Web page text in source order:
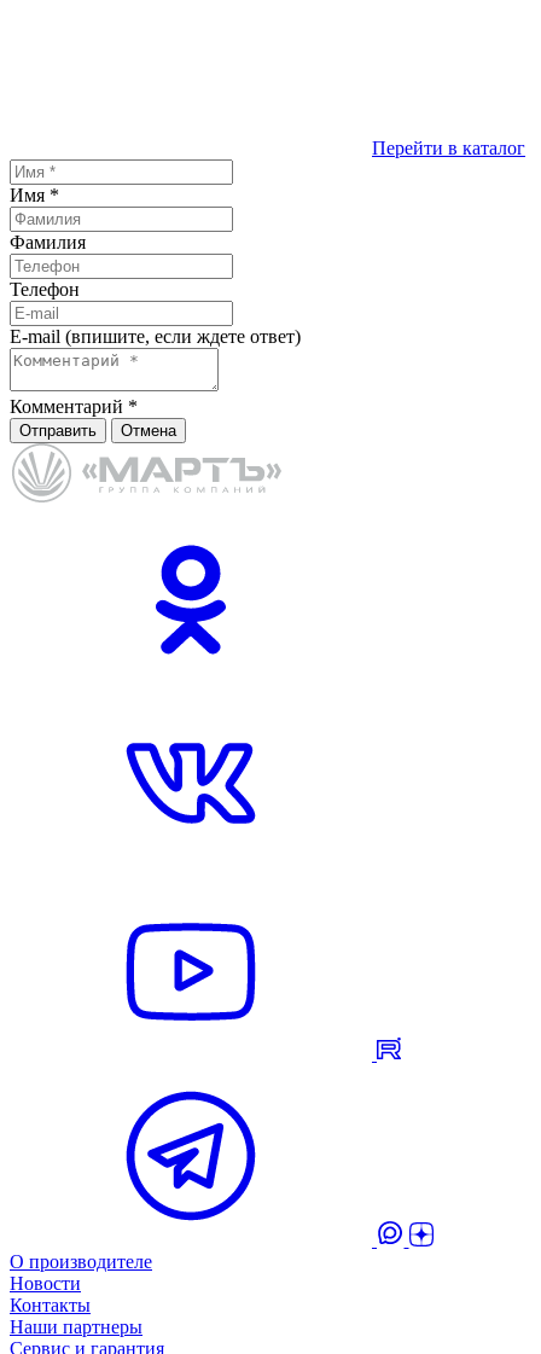
Перейти в каталог
Имя *
Фамилия
Телефон
E-mail (впишите, если ждете ответ)
Комментарий *
Отправить Отмена
О производителе
Новости
Контакты
Наши партнеры
Сервис и гарантия